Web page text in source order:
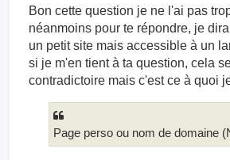
Bon cette question je ne l'ai pas
néanmoins pour te répondre, je
un petit site mais accessible à un
si je m'en tient à ta question, cela
contradictoire mais c'est ce à quoi
Page perso ou nom de domaine